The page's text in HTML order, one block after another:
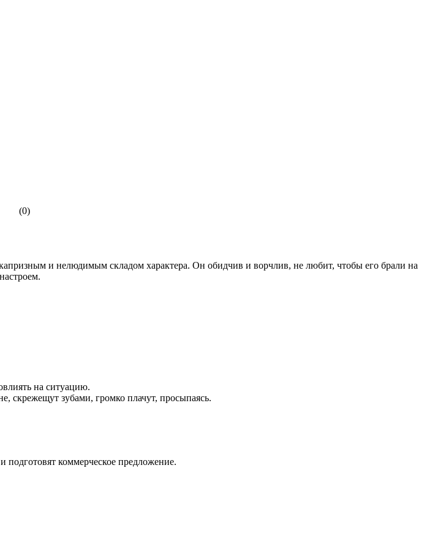
(0)
капризным и нелюдимым складом характера. Он обидчив и ворчлив, не любит, чтобы его брали на
на ситуацию.
скрежещут зубами, громко плачут, просыпаясь.
коммерческое предложение.